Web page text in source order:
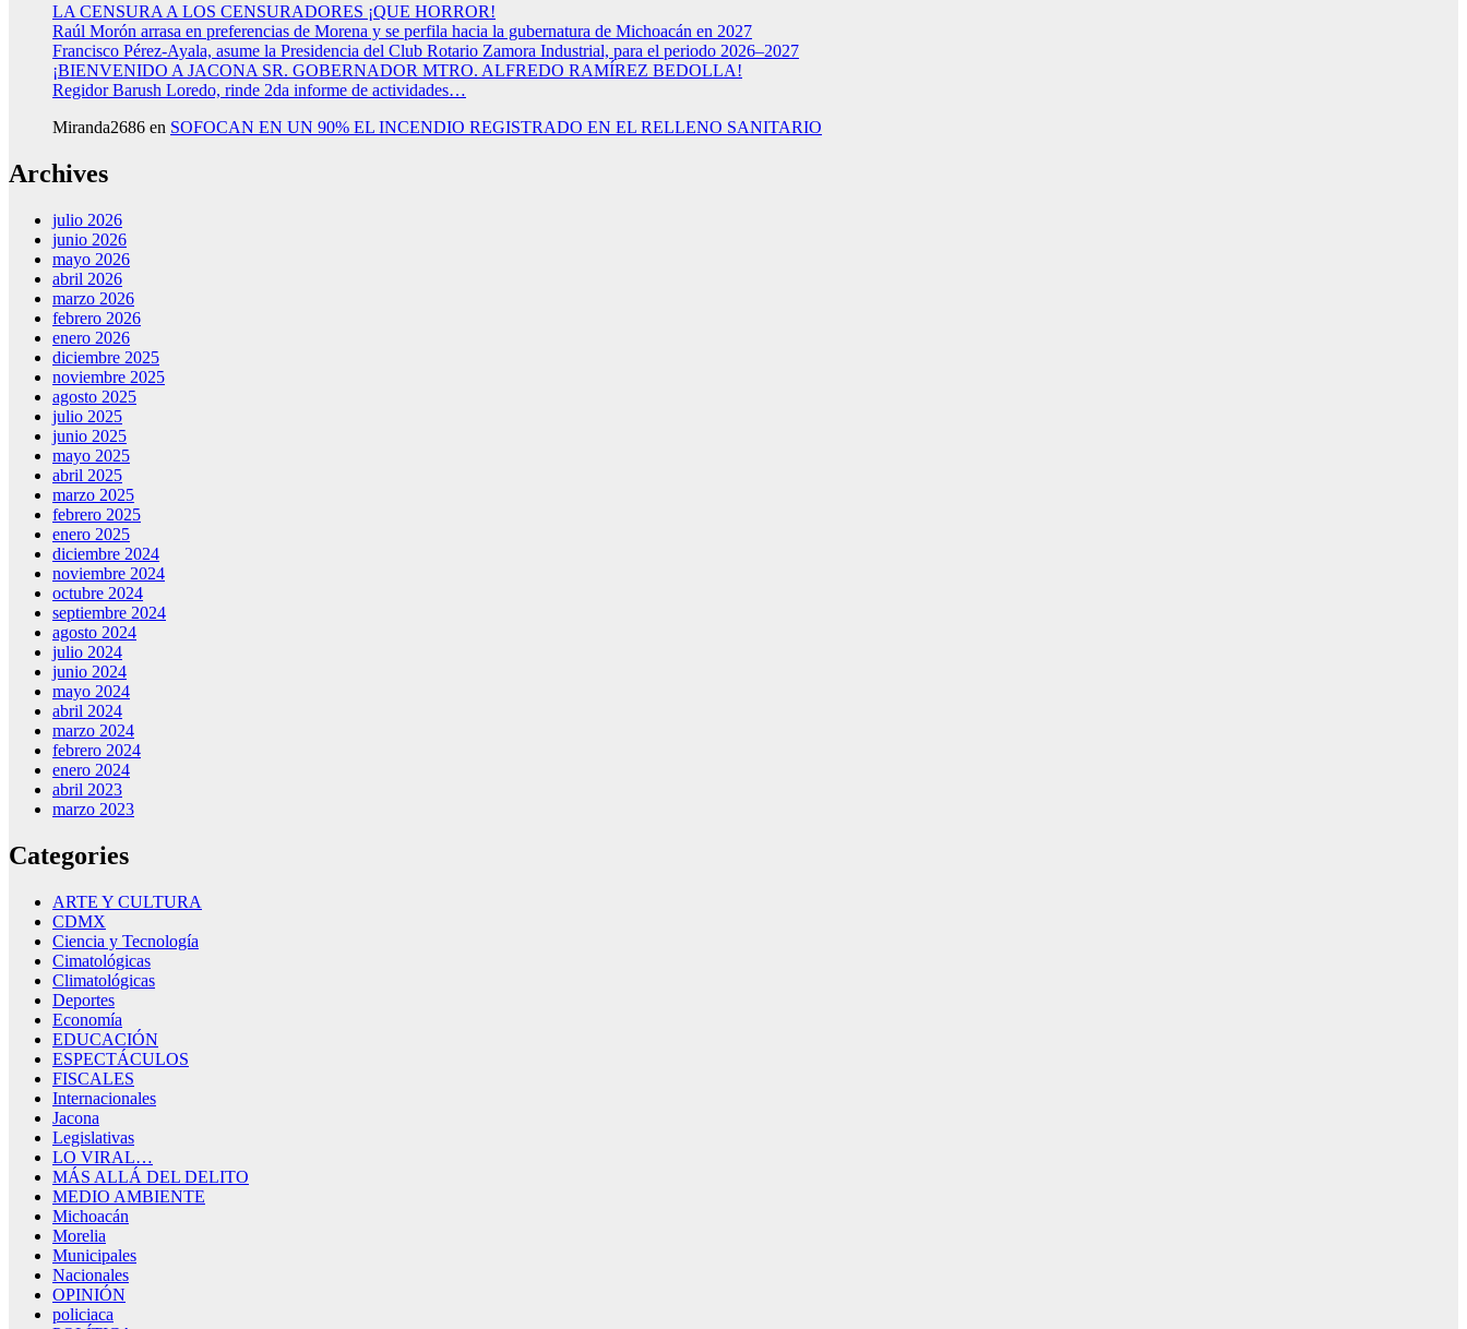
LA CENSURA A LOS CENSURADORES ¡QUE HORROR!
Raúl Morón arrasa en preferencias de Morena y se perfila hacia la gubernatura de Michoacán en 2027
Francisco Pérez-Ayala, asume la Presidencia del Club Rotario Zamora Industrial, para el periodo 2026–2027
¡BIENVENIDO A JACONA SR. GOBERNADOR MTRO. ALFREDO RAMÍREZ BEDOLLA!
Regidor Barush Loredo, rinde 2da informe de actividades…
Miranda2686 en SOFOCAN EN UN 90% EL INCENDIO REGISTRADO EN EL RELLENO SANITARIO
Archives
julio 2026
junio 2026
mayo 2026
abril 2026
marzo 2026
febrero 2026
enero 2026
diciembre 2025
noviembre 2025
agosto 2025
julio 2025
junio 2025
mayo 2025
abril 2025
marzo 2025
febrero 2025
enero 2025
diciembre 2024
noviembre 2024
octubre 2024
septiembre 2024
agosto 2024
julio 2024
junio 2024
mayo 2024
abril 2024
marzo 2024
febrero 2024
enero 2024
abril 2023
marzo 2023
Categories
ARTE Y CULTURA
CDMX
Ciencia y Tecnología
Cimatológicas
Climatológicas
Deportes
Economía
EDUCACIÓN
ESPECTÁCULOS
FISCALES
Internacionales
Jacona
Legislativas
LO VIRAL…
MÁS ALLÁ DEL DELITO
MEDIO AMBIENTE
Michoacán
Morelia
Municipales
Nacionales
OPINIÓN
policiaca